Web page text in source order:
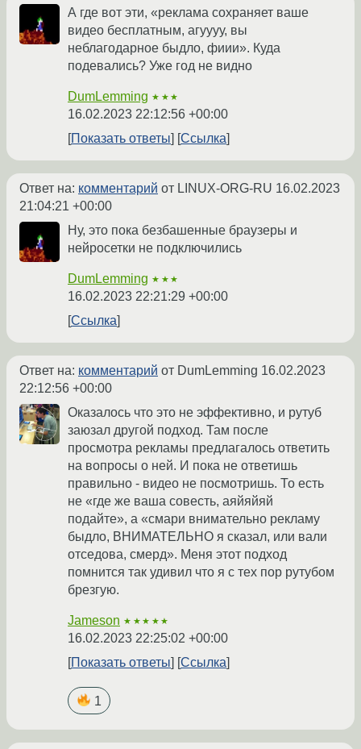
А где вот эти, «реклама сохраняет ваше
видео бесплатным, агуууу, вы
неблагодарное быдло, фиии». Куда
подевались? Уже год не видно
DumLemming ★★★
16.02.2023 22:12:56 +00:00
Показать ответы
Ссылка
Ответ на: комментарий от LINUX-ORG-RU 16.02.2023
21:04:21 +00:00
Ну, это пока безбашенные браузеры и
нейросетки не подключились
DumLemming ★★★
16.02.2023 22:21:29 +00:00
Ссылка
Ответ на: комментарий от DumLemming 16.02.2023
22:12:56 +00:00
Оказалось что это не эффективно, и рутуб
заюзал другой подход. Там после
просмотра рекламы предлагалось ответить
на вопросы о ней. И пока не ответишь
правильно - видео не посмотришь. То есть
не «где же ваша совесть, аяйяйяй
подайте», а «смари внимательно рекламу
быдло, ВНИМАТЕЛЬНО я сказал, или вали
отседова, смерд». Меня этот подход
помнится так удивил что я с тех пор рутубом
брезгую.
Jameson ★★★★★
16.02.2023 22:25:02 +00:00
Показать ответы
Ссылка
1